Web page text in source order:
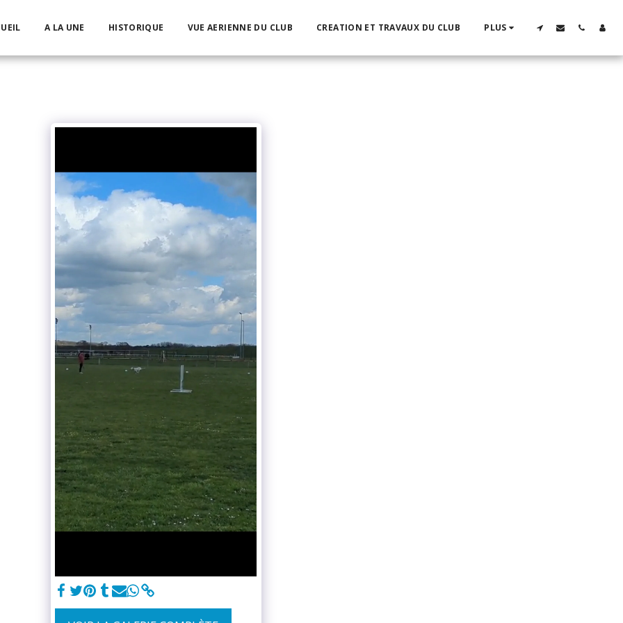
A LA UNE HISTORIQUE VUE AERIENNE DU CLUB CREATION ET TRAVAUX DU CLUB PLUS